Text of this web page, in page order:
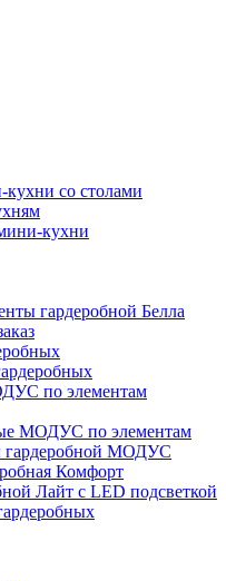
со столами
кухни
гардеробной Белла
по элементам
МОДУС по элементам
гардеробной МОДУС
Комфорт
Лайт с LED подсветкой